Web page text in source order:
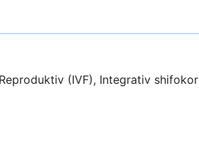
(IVF), Integrativ shifokor